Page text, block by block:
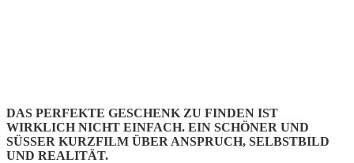
DAS PERFEKTE GESCHENK ZU FINDEN IST
WIRKLICH NICHT EINFACH. EIN SCHÖNER UND
SÜSSER KURZFILM ÜBER ANSPRUCH, SELBSTBILD U
ND REALITÄT.